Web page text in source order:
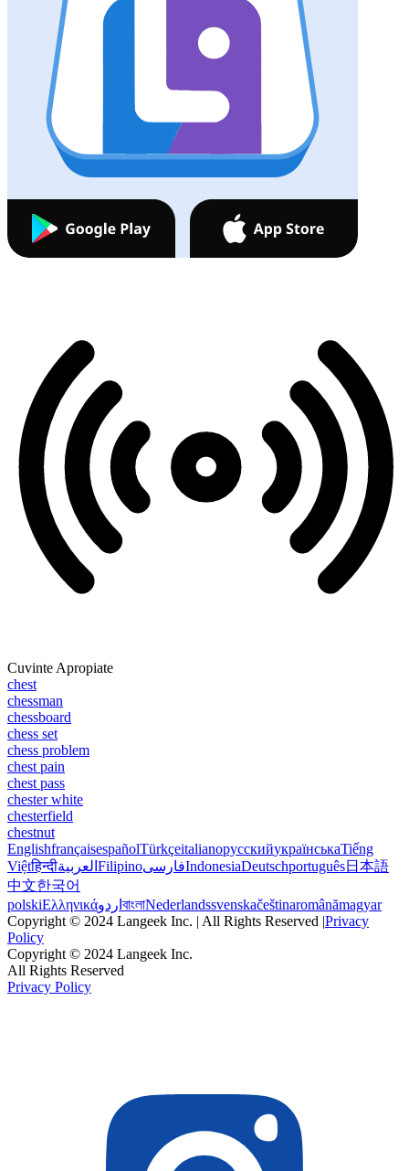
Cuvinte Apropiate
chest
chessman
chessboard
chess set
chess problem
chest pain
chest pass
chester white
chesterfield
chestnut
EnglishfrançaisespañolTürkçeitalianoрусскийукраїнськаTiếng
Việtहिन्दीالعربية FilipinoفارسیIndonesiaDeutschportuguês日本語
中文한국어
polskiΕλληνικάاردو বাংলাNederlandssvenskačeštinaromânămagyar
Copyright © 2024 Langeek Inc. | All Rights Reserved |Privacy
Policy
Copyright © 2024 Langeek Inc.
All Rights Reserved
Privacy Policy